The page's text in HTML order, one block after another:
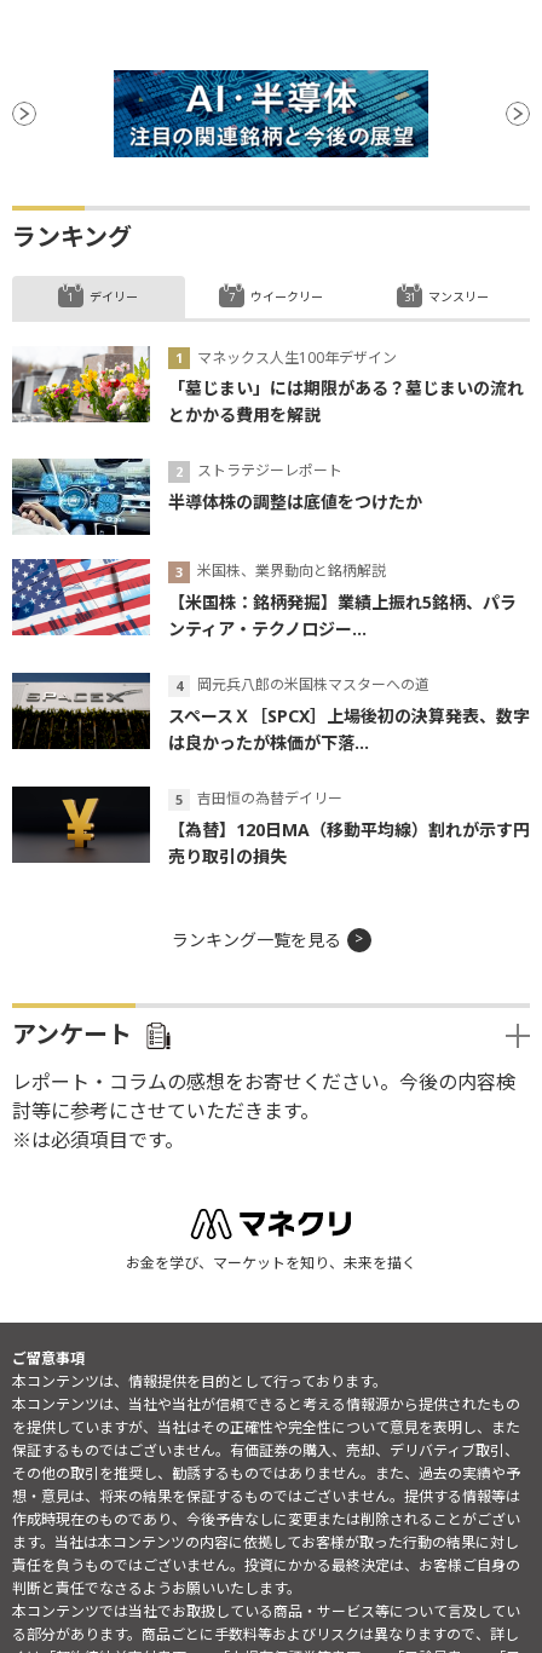
ランキング
デイリー
マネックス人生100年デザイン
「墓じまい」には期限がある？墓じまいの流れ
とかかる費用を解説
ストラテジーレポート
半導体株の調整は底値をつけたか
米国株、業界動向と銘柄解説
【米国株：銘柄発掘】業績上振れ5銘柄、パラ
ンティア・テクノロジー...
岡元兵八郎の米国株マスターへの道
スペースＸ［SPCX］上場後初の決算発表、数字
は良かったが株価が下落...
吉田恒の為替デイリー
【為替】120日MA（移動平均線）割れが示す円
売り取引の損失
ウイークリー マンスリー
ランキング一覧を見る
アンケート
レポート・コラムの感想をお寄せください。今後の内容検
討等に参考にさせていただきます。
※は必須項目です。
お金を学び、マーケットを知り、未来を描く
ご留意事項
本コンテンツは、情報提供を目的として行っております。
本コンテンツは、当社や当社が信頼できると考える情報源から提供されたもの
を提供していますが、当社はその正確性や完全性について意見を表明し、また
保証するものではございません。有価証券の購入、売却、デリバティブ取引、
その他の取引を推奨し、勧誘するものではありません。また、過去の実績や予
想・意見は、将来の結果を保証するものではございません。提供する情報等は
作成時現在のものであり、今後予告なしに変更または削除されることがござい
ます。当社は本コンテンツの内容に依拠してお客様が取った行動の結果に対し
責任を負うものではございません。投資にかかる最終決定は、お客様ご自身の
判断と責任でなさるようお願いいたします。
本コンテンツでは当社でお取扱している商品・サービス等について言及してい
る部分があります。商品ごとに手数料等およびリスクは異なりますので、詳し